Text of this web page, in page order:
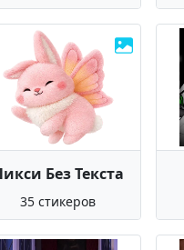
Без Текста
35 стикеров